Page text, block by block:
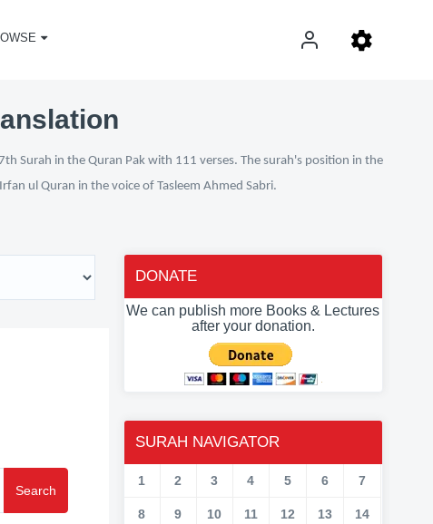
Surah in the Quran Pak with 111 verses. The surah's position in the
ul Quran in the voice of Tasleem Ahmed Sabri.
Search
DONATE
We can publish more Books & Lectures
after your donation.
SURAH NAVIGATOR
1 2 3 4 5 6 7
8 9 10 11 12 13 14